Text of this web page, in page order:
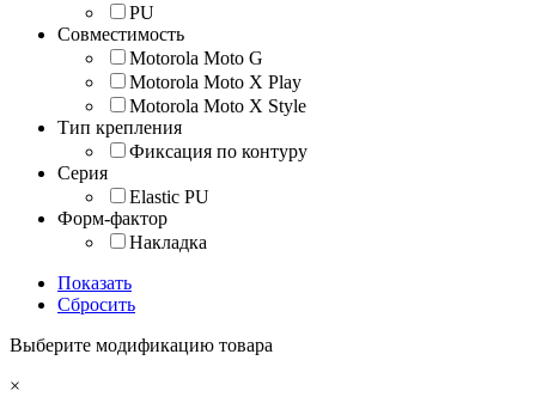
PU
Совместимость
Motorola Moto G
Motorola Moto X Play
Motorola Moto X Style
Тип крепления
Фиксация по контуру
Серия
Elastic PU
Форм-фактор
Накладка
Показать
Сбросить
Выберите модификацию товара
×